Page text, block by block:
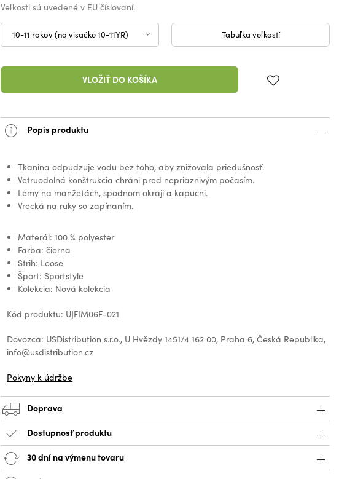
Veľkosti sú uvedené v EU číslovaní.
10-11 rokov (na visačke 10-11YR) Tabuľka veľkostí
VLOŽIŤ DO KOŠÍKA
Popis produktu
Tkanina odpudzuje vodu bez toho, aby znižovala priedušnosť.
Vetruodolná konštrukcia chráni pred nepriaznivým počasím.
Lemy na manžetách, spodnom okraji a kapucni.
Vrecká na ruky so zapínaním.
Materál: 100 % polyester
Farba: čierna
Strih: Loose
Šport: Sportstyle
Kolekcia: Nová kolekcia
Kód produktu: UJFIM06F-021
Dovozca: USDistribution s.r.o., U Hvězdy 1451/4 162 00, Praha 6, Česká Republika,
info@usdistribution.cz
Pokyny k údržbe
Doprava
Dostupnosť produktu
30 dní na výmenu tovaru